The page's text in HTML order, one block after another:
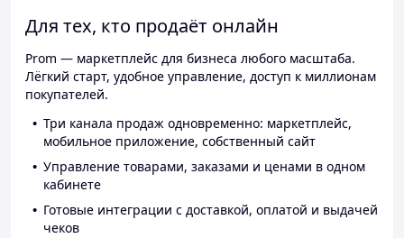
Для тех, кто продаёт онлайн
Prom — маркетплейс для бизнеса любого масштаба.
Лёгкий старт, удобное управление, доступ к миллионам
покупателей.
Три канала продаж одновременно: маркетплейс,
мобильное приложение, собственный сайт
Управление товарами, заказами и ценами в одном
кабинете
Готовые интеграции с доставкой, оплатой и выдачей
чеков